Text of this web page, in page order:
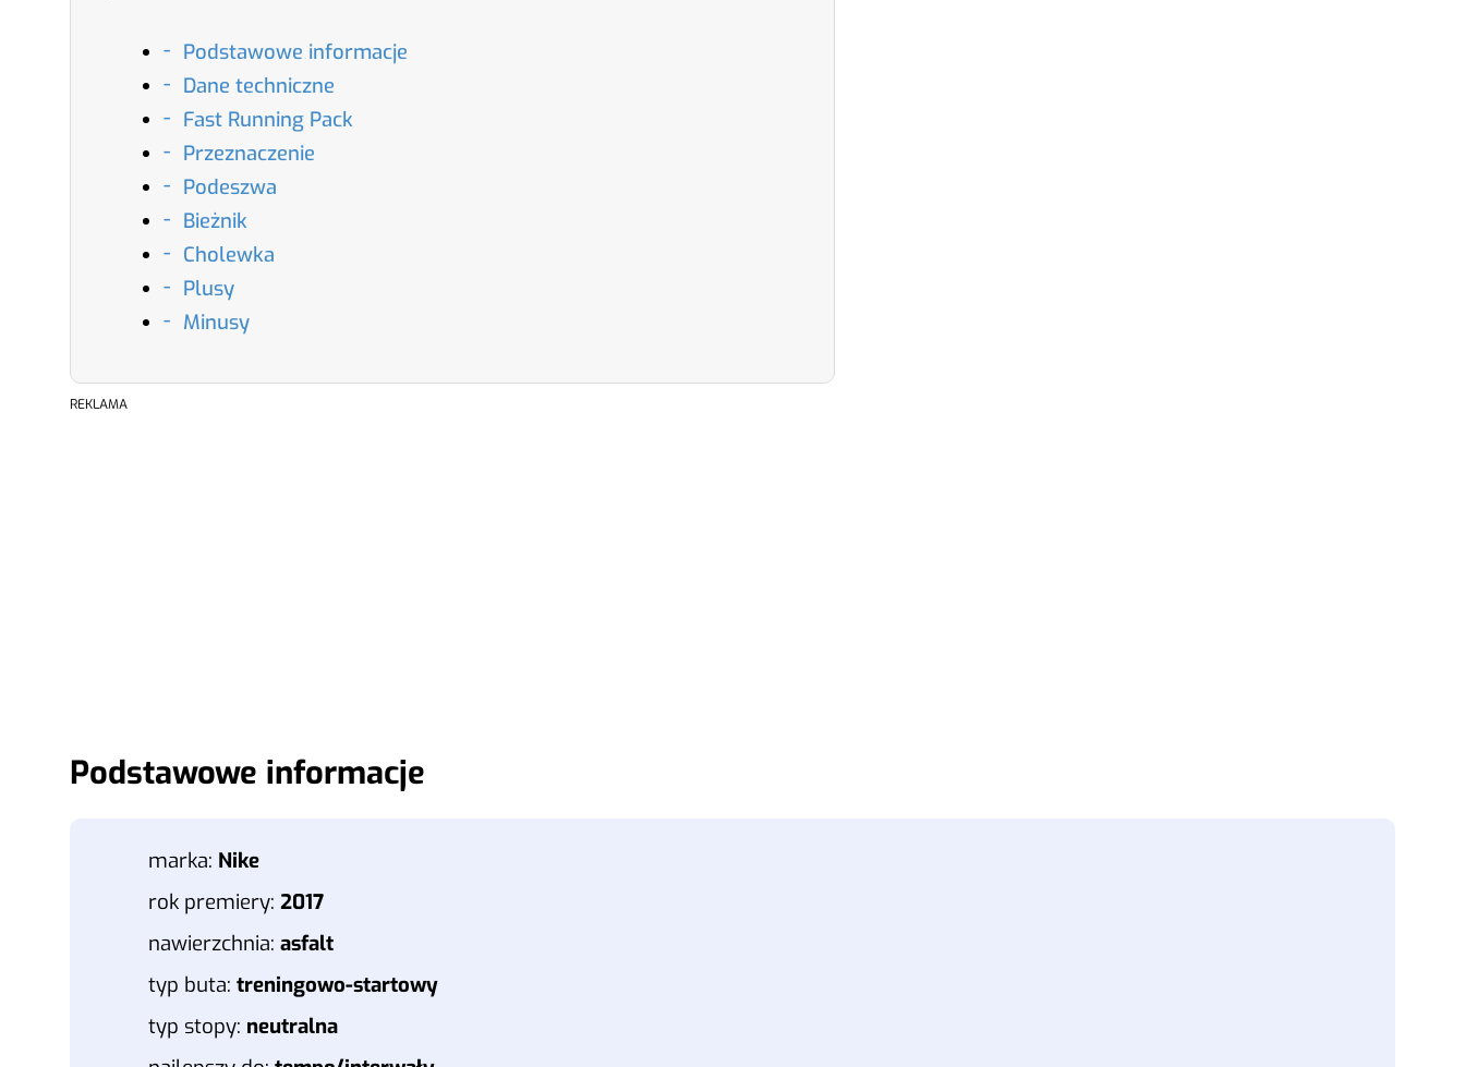
Podstawowe informacje
Dane techniczne
Fast Running Pack
Przeznaczenie
Podeszwa
Bieżnik
Cholewka
Plusy
Minusy
REKLAMA
Podstawowe informacje
marka: Nike
rok premiery: 2017
nawierzchnia: asfalt
typ buta: treningowo-startowy
typ stopy: neutralna